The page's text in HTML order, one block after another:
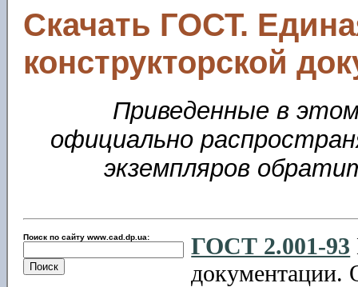
Скачать ГОСТ.
конструкторской
Приведенные в
официально
экземпляров
Поиск по сайту www.cad.dp.ua: ГОСТ 2.001-93